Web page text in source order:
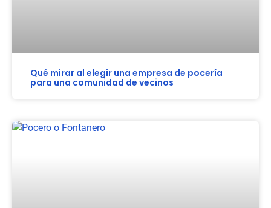
Qué mirar al elegir una empresa de pocería
para una comunidad de vecinos